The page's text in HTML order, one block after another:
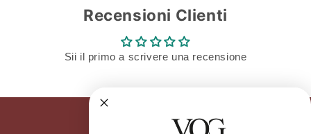
Recensioni Clienti
Sii il primo a scrivere una recensione